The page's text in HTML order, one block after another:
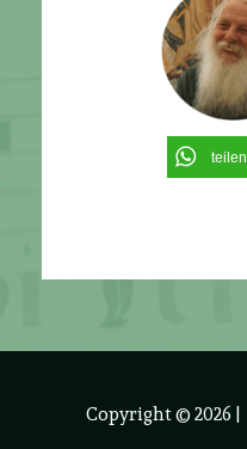
teilen
Copyright © 2026